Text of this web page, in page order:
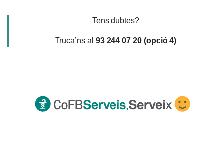
Tens dubtes?
Truca’ns al 93 244 07 20 (opció 4)